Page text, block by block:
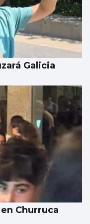
Galicia
Churruca